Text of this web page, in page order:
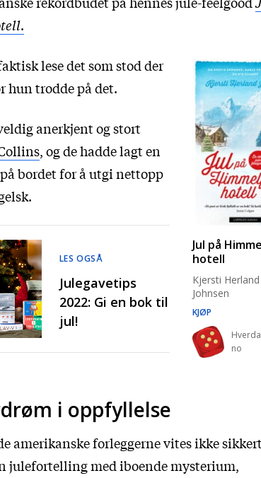
.
Jul på
hotell
Kjersti Herland
Johnsen
KJØP
no
lese det som stod der
hun trodde på det.
anerkjent og stort
, og de hadde lagt en
bordet for å utgi nettopp
LES OGSÅ
Julegavetips
2022: Gi en bok til
jul!
i oppfyllelse
amerikanske forleggerne vites ikke
julefortelling med iboende mysterium,